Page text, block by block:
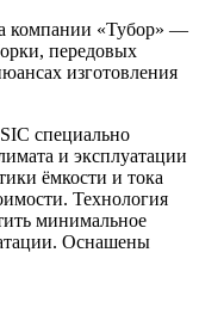
компании «Тубор» —
передовых
изготовления
специально
и эксплуатации
ёмкости и тока
Технология
минимальное
Оснашены